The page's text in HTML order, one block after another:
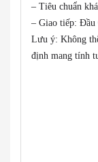
– Tiêu chuẩn
– Giao tiếp:
Lưu ý: Không
định mang tính